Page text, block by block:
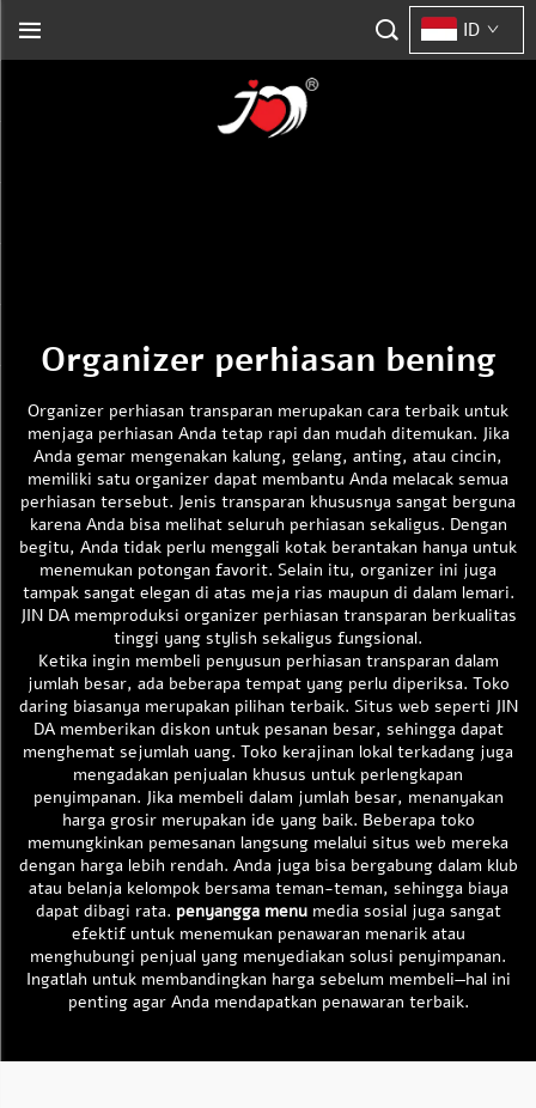
ID
Organizer perhiasan bening
Organizer perhiasan transparan merupakan cara terbaik untuk
menjaga perhiasan Anda tetap rapi dan mudah ditemukan. Jika
Anda gemar mengenakan kalung, gelang, anting, atau cincin,
memiliki satu organizer dapat membantu Anda melacak semua
perhiasan tersebut. Jenis transparan khususnya sangat berguna
karena Anda bisa melihat seluruh perhiasan sekaligus. Dengan
begitu, Anda tidak perlu menggali kotak berantakan hanya untuk
menemukan potongan favorit. Selain itu, organizer ini juga
tampak sangat elegan di atas meja rias maupun di dalam lemari.
JIN DA memproduksi organizer perhiasan transparan berkualitas
tinggi yang stylish sekaligus fungsional.
Ketika ingin membeli penyusun perhiasan transparan dalam
jumlah besar, ada beberapa tempat yang perlu diperiksa. Toko
daring biasanya merupakan pilihan terbaik. Situs web seperti JIN
DA memberikan diskon untuk pesanan besar, sehingga dapat
menghemat sejumlah uang. Toko kerajinan lokal terkadang juga
mengadakan penjualan khusus untuk perlengkapan
penyimpanan. Jika membeli dalam jumlah besar, menanyakan
harga grosir merupakan ide yang baik. Beberapa toko
memungkinkan pemesanan langsung melalui situs web mereka
dengan harga lebih rendah. Anda juga bisa bergabung dalam klub
atau belanja kelompok bersama teman-teman, sehingga biaya
dapat dibagi rata. penyangga menu media sosial juga sangat
efektif untuk menemukan penawaran menarik atau
menghubungi penjual yang menyediakan solusi penyimpanan.
Ingatlah untuk membandingkan harga sebelum membeli—hal ini
penting agar Anda mendapatkan penawaran terbaik.